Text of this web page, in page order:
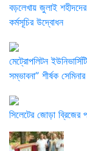
বড়লেখায় জুলাই
কর্মসূচির উদ্বোধন
মেট্রোপলিটন
সম্ভাবনা” শীর্ষক সেমিনার
সিলেটের জোড়া